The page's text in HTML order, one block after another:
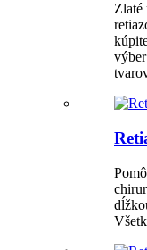
Zlaté